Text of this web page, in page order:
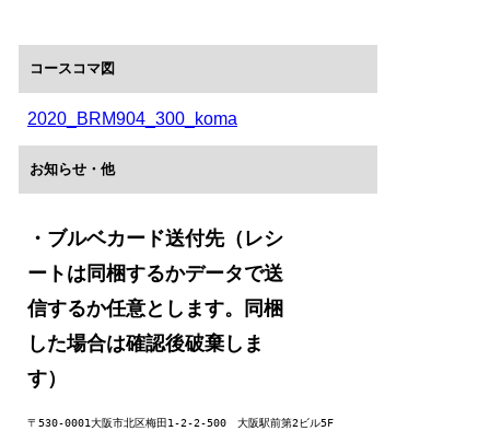
コースコマ図
2020_BRM904_300_koma
お知らせ・他
・ブルベカード送付先（レシ
ートは同梱するかデータで送
信するか任意とします。同梱
した場合は確認後破棄しま
す）
〒530-0001大阪市北区梅田1-2-2-500　大阪駅前第2ビル5F